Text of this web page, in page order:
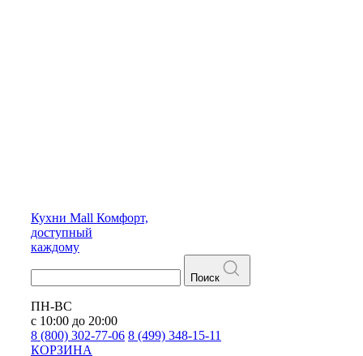
Кухни Mall Комфорт,
доступный
каждому
Поиск
ПН-ВС
с 10:00 до 20:00
8 (800) 302-77-06 8 (499) 348-15-11
КОРЗИНА